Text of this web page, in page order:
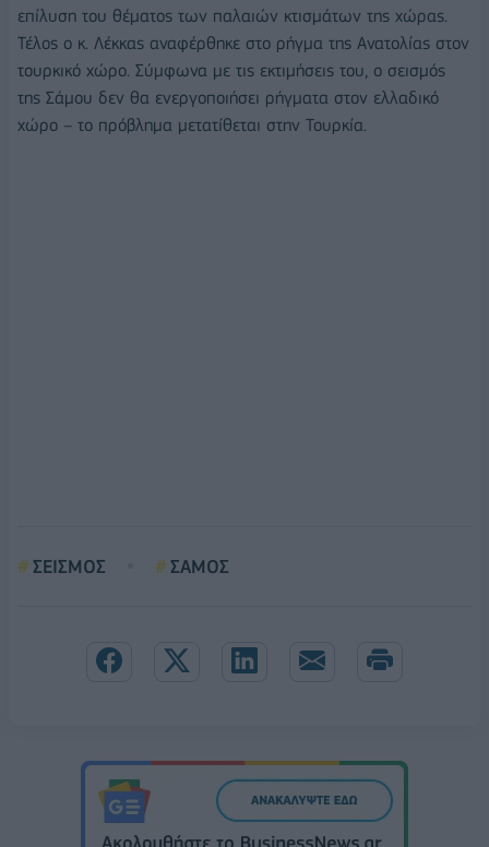
επίλυση του θέματος των παλαιών κτισμάτων της χώρας.
Τέλος ο κ. Λέκκας αναφέρθηκε στο ρήγμα της Ανατολίας στον
τουρκικό χώρο. Σύμφωνα με τις εκτιμήσεις του, ο σεισμός
της Σάμου δεν θα ενεργοποιήσει ρήγματα στον ελλαδικό
χώρο – το πρόβλημα μετατίθεται στην Τουρκία.
ΣΕΙΣΜΟΣ ΣΑΜΟΣ